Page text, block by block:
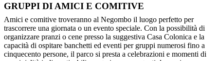
GRUPPI DI AMICI E COMITIVE
Amici e comitive troveranno al Negombo il luogo perfetto per
trascorrere una giornata o un evento speciale. Con la possibilità di
organizzare pranzi o cene presso la suggestiva Casa Colonica e la
capacità di ospitare banchetti ed eventi per gruppi numerosi fino a
cinquecento persone, il parco si presta a celebrazioni e momenti di